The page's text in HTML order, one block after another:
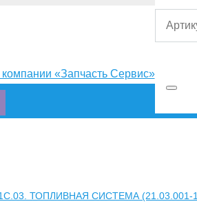
ТОПЛИВНАЯ СИСТЕМА (21.03.001-